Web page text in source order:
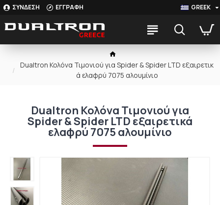
ΣΥΝΔΕΣΗ ΕΓΓΡΑΦΗ GREEK
Dualtron Κολόνα Τιμονιού για Spider & Spider LTD εξαιρετικ
ά ελαφρύ 7075 αλουμίνιο
Dualtron Κολόνα Τιμονιού για
Spider & Spider LTD εξαιρετικά
ελαφρύ 7075 αλουμίνιο